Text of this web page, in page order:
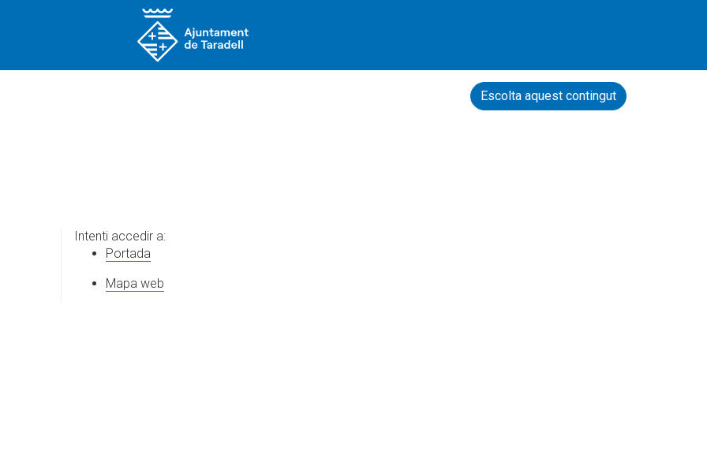
Escolta aquest contingut
Intenti accedir a:
Portada
Mapa web